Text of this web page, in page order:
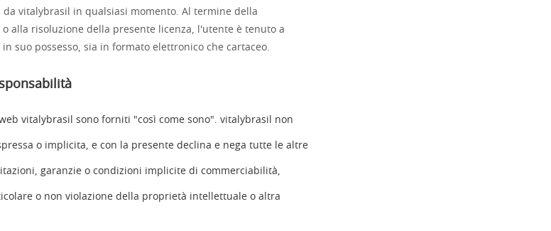
vitalybrasil in qualsiasi momento. Al termine della
alla risoluzione della presente licenza, l'utente è tenuto a
suo possesso, sia in formato elettronico che cartaceo.
vitalybrasil sono forniti "così come sono". vitalybrasil non
o implicita, e con la presente declina e nega tutte le altre
garanzie o condizioni implicite di commerciabilità,
o non violazione della proprietà intellettuale o altra